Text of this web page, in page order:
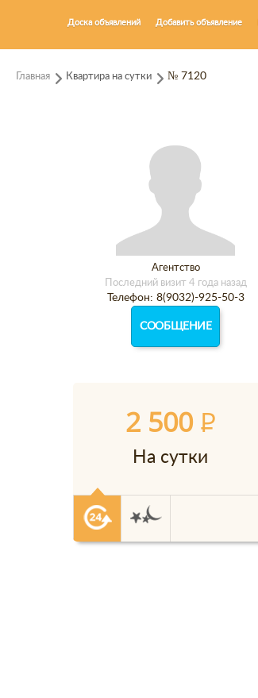
Доска объявлений Добавить объявление
Главная Квартира на сутки № 7120
Агентство
Последний визит 4 года назад
Телефон: 8(9032)-925-50-3
СООБЩЕНИЕ
2 500P
На сутки